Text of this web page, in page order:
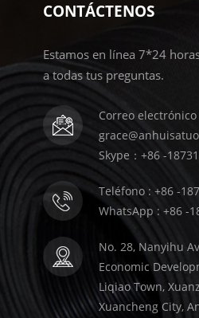
CONTÁCTENOS
Estamos en línea 7*24
a todas tus preguntas.
Correo electrónico
Skype：+86 -
Teléfono : +86 -
WhatsApp : +86 -
No. 28, Nanyihu
Economic
Liqiao Town,
Xuancheng City,